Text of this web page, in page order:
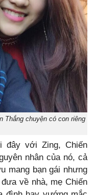
Thắng chuyện có con riêng
đây với Zing, Chiến
nhân của nó, cả
mang bạn gái nhưng
về nhà, mẹ Chiến